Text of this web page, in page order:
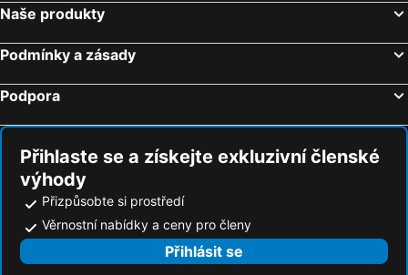
Naše produkty
Podmínky a zásady
Podpora
Přihlaste se a získejte exkluzivní členské
výhody
Přizpůsobte si prostředí
Věrnostní nabídky a ceny pro členy
Přihlásit se